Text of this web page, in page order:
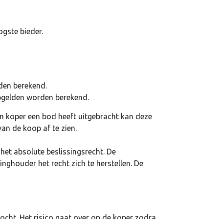
bieder.
berekend.
worden berekend.
koper een bod heeft uitgebracht kan deze
de koop af te zien.
absolute beslissingsrecht. De
het recht zich te herstellen. De